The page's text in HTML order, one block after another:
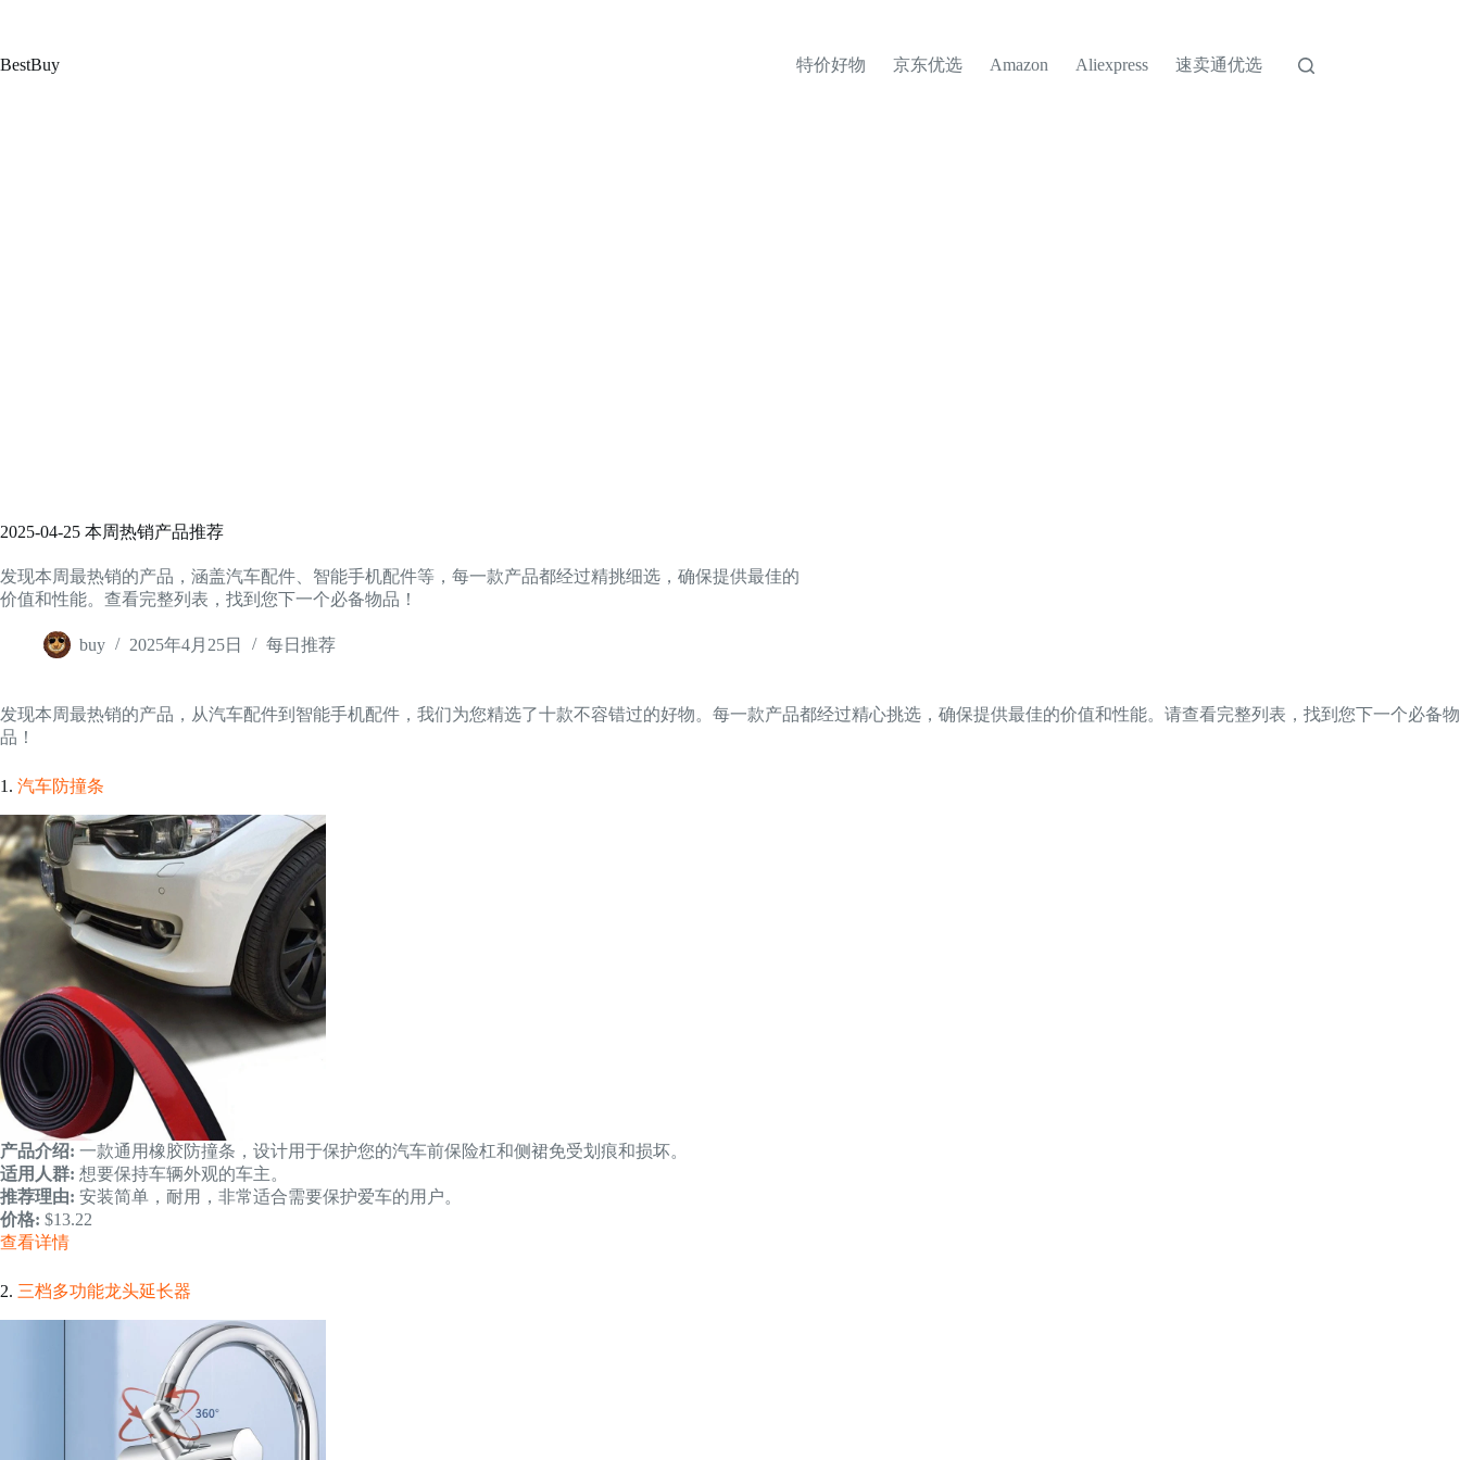
内
BestBuy 特价好物 京东优选 Amazon Aliexpress 速卖通优选
2025-04-25 本周热销产品推荐
发现本周最热销的产品，涵盖汽车配件、智能手机配件等，每一款产品都经过精挑细选，确保提供最佳的
价值和性能。查看完整列表，找到您下一个必备物品！
buy 2025年4月25日 每日推荐
发现本周最热销的产品，从汽车配件到智能手机配件，我们为您精选了十款不容错过的好物。每一款产品都经过精心挑选，确保提供最佳的价值和性能。请查看完整列表，找到您下一个必备物
品！
1. 汽车防撞条
产品介绍: 一款通用橡胶防撞条，设计用于保护您的汽车前保险杠和侧裙免受划痕和损坏。
适用人群: 想要保持车辆外观的车主。
推荐理由: 安装简单，耐用，非常适合需要保护爱车的用户。
价格: $13.22
查看详情
2. 三档多功能龙头延长器